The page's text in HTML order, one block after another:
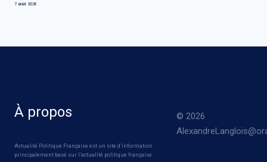
7 août 2026
À propos
Actualité Politique Française est un site d’information
principalement basé sur l’actualité politique française.
© 2026